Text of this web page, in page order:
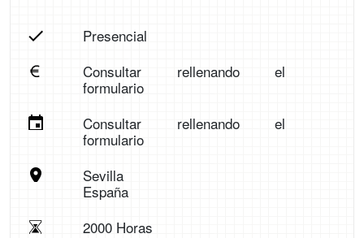
Presencial
Consultar rellenando el
formulario
Consultar rellenando el
formulario
Sevilla
España
2000 Horas